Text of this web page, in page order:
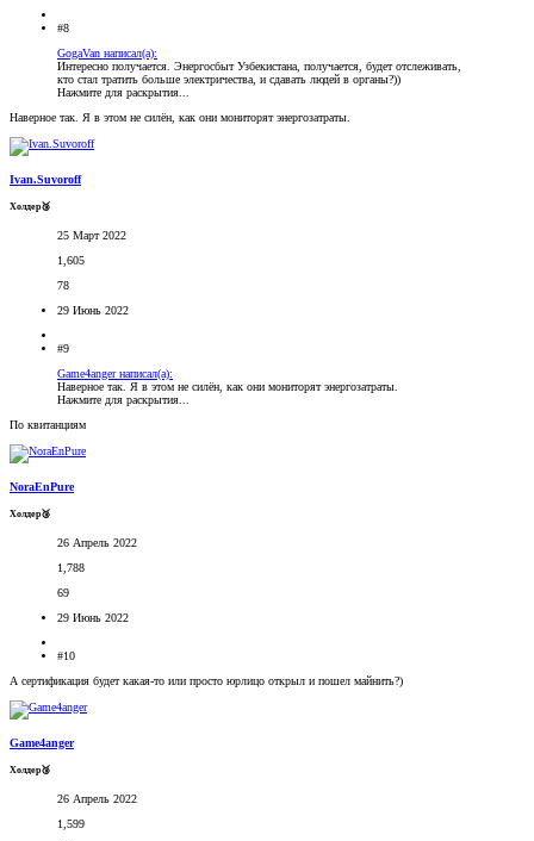
#8
GogaVan написал(а):
Интересно получается. Энергосбыт Узбекистана, получается, будет отслеживать,
кто стал тратить больше электричества, и сдавать людей в органы?))
Нажмите для раскрытия...
Наверное так. Я в этом не силён, как они мониторят энергозатраты.
Ivan.Suvoroff
Холдер🥉
25 Март 2022
1,605
78
29 Июнь 2022
#9
Game4anger написал(а):
Наверное так. Я в этом не силён, как они мониторят энергозатраты.
Нажмите для раскрытия...
По квитанциям
NoraEnPure
Холдер🥉
26 Апрель 2022
1,788
69
29 Июнь 2022
#10
А сертификация будет какая-то или просто юрлицо открыл и пошел майнить?)
Game4anger
Холдер🥉
26 Апрель 2022
1,599